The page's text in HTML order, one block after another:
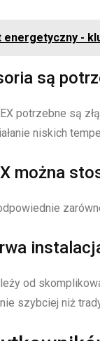
energetyczny -
są
potrzebne są
niskich
można
od
szybciej niż